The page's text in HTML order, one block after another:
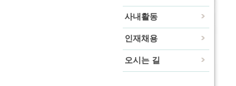
사내활동
인재채용
오시는 길